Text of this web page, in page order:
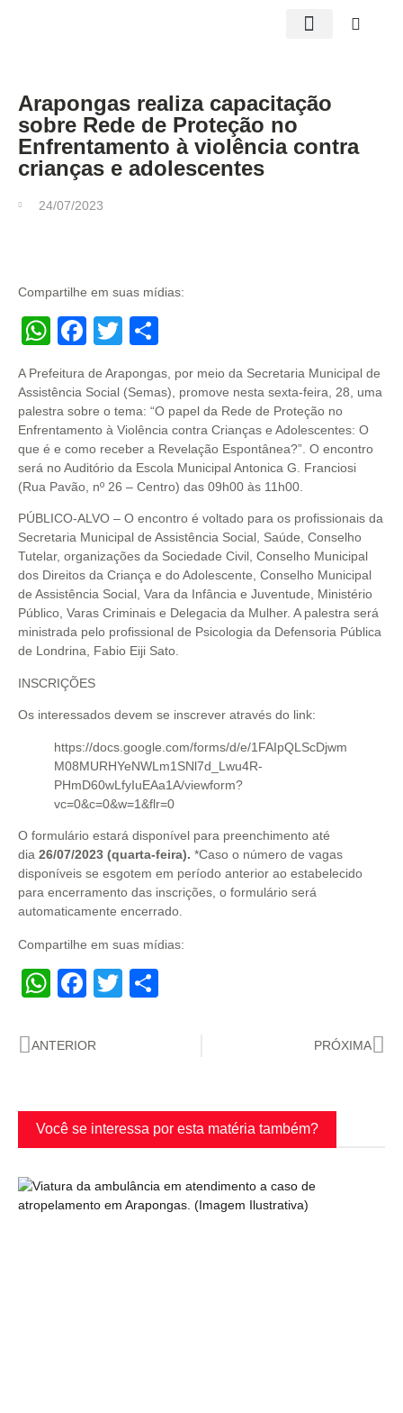
Arapongas realiza capacitação
sobre Rede de Proteção no
Enfrentamento à violência contra
crianças e adolescentes
24/07/2023
Compartilhe em suas mídias:
WhatsApp
Facebook
Twitter
A Prefeitura de Arapongas, por meio da Secretaria Municipal de
Assistência Social (Semas), promove nesta sexta-feira, 28, uma
palestra sobre o tema: “O papel da Rede de Proteção no
Enfrentamento à Violência contra Crianças e Adolescentes: O
que é e como receber a Revelação Espontânea?”. O encontro
será no Auditório da Escola Municipal Antonica G. Franciosi
(Rua Pavão, nº 26 – Centro) das 09h00 às 11h00.
PÚBLICO-ALVO – O encontro é voltado para os profissionais da
Secretaria Municipal de Assistência Social, Saúde, Conselho
Tutelar, organizações da Sociedade Civil, Conselho Municipal
dos Direitos da Criança e do Adolescente, Conselho Municipal
de Assistência Social, Vara da Infância e Juventude, Ministério
Público, Varas Criminais e Delegacia da Mulher. A palestra será
ministrada pelo profissional de Psicologia da Defensoria Pública
de Londrina, Fabio Eiji Sato.
INSCRIÇÕES
Os interessados devem se inscrever através do link:
https://docs.google.com/forms/d/e/1FAIpQLScDjwm
M08MURHYeNWLm1SNl7d_Lwu4R-
PHmD60wLfyIuEAa1A/viewform?
vc=0&c=0&w=1&flr=0
O formulário estará disponível para preenchimento até
dia 26/07/2023 (quarta-feira). *Caso o número de vagas
disponíveis se esgotem em período anterior ao estabelecido
para encerramento das inscrições, o formulário será
automaticamente encerrado.
Compartilhe em suas mídias:
WhatsApp
Facebook
Twitter
ANTERIOR PRÓXIMA
Você se interessa por esta matéria também?